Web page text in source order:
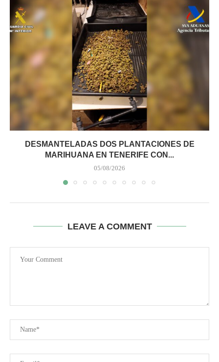
DESMANTELADAS DOS PLANTACIONES DE
MARIHUANA EN TENERIFE CON...
05/08/2026
LEAVE A COMMENT